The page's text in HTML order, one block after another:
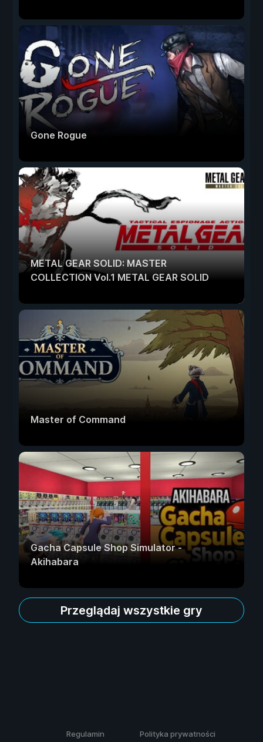
Gone Rogue
METAL GEAR SOLID: MASTER
COLLECTION Vol.1 METAL GEAR SOLID
Master of Command
Gacha Capsule Shop Simulator -
Akihabara
Przeglądaj wszystkie gry
Regulamin Polityka prywatności